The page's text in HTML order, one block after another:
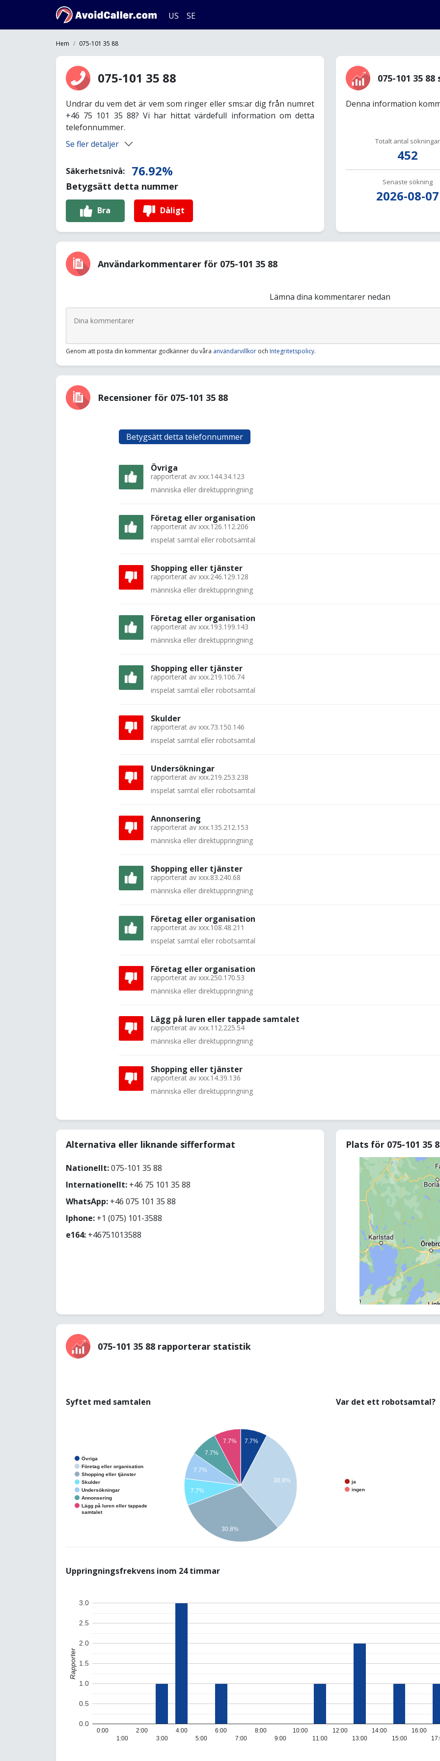
US SE
Hem 075-101 35 88
075-101 35 88
Undrar du vem det är vem som ringer eller sms:ar dig från numret
+46 75 101 35 88? Vi har hittat värdefull information om detta
telefonnummer.
Se fler detaljer
Säkerhetsnivå: 76.92%
Betygsätt detta nummer
Bra Dåligt
075-101 35
Denna information
Totalt antal sökningar
452
Senaste sökning
2026-08-07
Användarkommentarer för 075-101 35 88
Lämna dina kommentarer nedan
Genom att posta din kommentar godkänner du våra användarvillkor och Integritetspolicy.
Recensioner för 075-101 35 88
Betygsätt detta telefonnummer
Övriga
rapporterat av xxx.144.34.123
människa eller direktuppringning
Företag eller organisation
rapporterat av xxx.126.112.206
inspelat samtal eller robotsamtal
Shopping eller tjänster
rapporterat av xxx.246.129.128
människa eller direktuppringning
Företag eller organisation
rapporterat av xxx.193.199.143
människa eller direktuppringning
Shopping eller tjänster
rapporterat av xxx.219.106.74
inspelat samtal eller robotsamtal
Skulder
rapporterat av xxx.73.150.146
inspelat samtal eller robotsamtal
Undersökningar
rapporterat av xxx.219.253.238
inspelat samtal eller robotsamtal
Annonsering
rapporterat av xxx.135.212.153
människa eller direktuppringning
Shopping eller tjänster
rapporterat av xxx.83.240.68
människa eller direktuppringning
Företag eller organisation
rapporterat av xxx.108.48.211
inspelat samtal eller robotsamtal
Företag eller organisation
rapporterat av xxx.250.170.53
människa eller direktuppringning
Lägg på luren eller tappade samtalet
rapporterat av xxx.112.225.54
människa eller direktuppringning
Shopping eller tjänster
rapporterat av xxx.14.39.136
människa eller direktuppringning
Alternativa eller liknande sifferformat
Nationellt:075-101 35 88
Internationellt: +46 75 101 35 88
WhatsApp: +46 075 101 35 88
Iphone: +1 (075) 101-3588
e164: +46751013588
Plats för 075-101 35
075-101 35 88 rapporterar statistik
Syftet med samtalen
Övriga
Företag eller organisation
Shopping eller tjänster
Skulder
Undersökningar
Annonsering
Lägg på luren eller tappade
samtalet
7.7%
30.8%
7.7%
7.7%
7.7%
7.7%
30.8%
Var det ett robotsamtal?
ja
ingen
Uppringningsfrekvens inom 24 timmar
0:00
1:00
2:00
3:00
4:00
5:00
6:00
7:00
8:00
9:00
10:00
11:00
12:00
13:00
14:00
15:00
16:00
0.0
0.5
1.0
1.5
2.0
2.5
3.0
Rapporter